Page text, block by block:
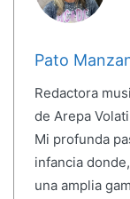
Pato
Redactora
de Arepa
Mi profunda
infancia
una amplia